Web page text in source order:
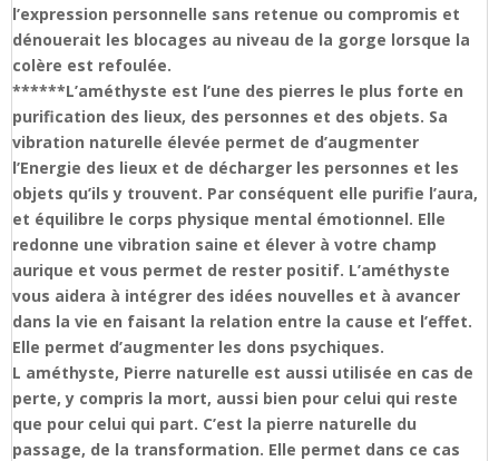
l’expression personnelle sans retenue ou compromis et
dénouerait les blocages au niveau de la gorge lorsque la
colère est refoulée.
******L’améthyste est l’une des pierres le plus forte en
purification des lieux, des personnes et des objets. Sa
vibration naturelle élevée permet de d’augmenter
l’Energie des lieux et de décharger les personnes et les
objets qu’ils y trouvent. Par conséquent elle purifie l’aura,
et équilibre le corps physique mental émotionnel. Elle
redonne une vibration saine et élever à votre champ
aurique et vous permet de rester positif. L’améthyste
vous aidera à intégrer des idées nouvelles et à avancer
dans la vie en faisant la relation entre la cause et l’effet.
Elle permet d’augmenter les dons psychiques.
L améthyste, Pierre naturelle est aussi utilisée en cas de
perte, y compris la mort, aussi bien pour celui qui reste
que pour celui qui part. C’est la pierre naturelle du
passage, de la transformation. Elle permet dans ce cas